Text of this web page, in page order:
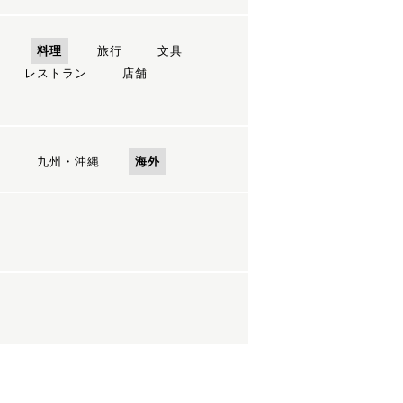
料理 旅行
文具
レストラン
店舗
九州・沖縄 海外